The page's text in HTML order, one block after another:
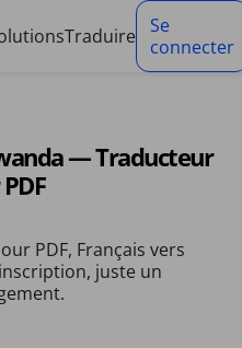
Traduire
Se
connecter
— Traducteur
PDF, Français vers
juste un